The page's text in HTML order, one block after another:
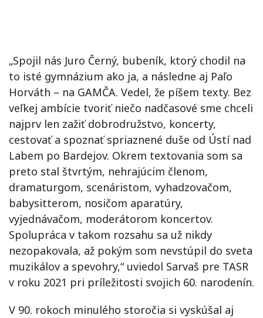
„Spojil nás Juro Černý, bubeník, ktorý chodil na
to isté gymnázium ako ja, a následne aj Paľo
Horváth – na GAMČA. Vedel, že píšem texty. Bez
veľkej ambície tvoriť niečo nadčasové sme chceli
najprv len zažiť dobrodružstvo, koncerty,
cestovať a spoznať spriaznené duše od Ústí nad
Labem po Bardejov. Okrem textovania som sa
preto stal štvrtým, nehrajúcim členom,
dramaturgom, scenáristom, vyhadzovačom,
babysitterom, nosičom aparatúry,
vyjednávačom, moderátorom koncertov.
Spolupráca v takom rozsahu sa už nikdy
nezopakovala, až pokým som nevstúpil do sveta
muzikálov a spevohry,“ uviedol Sarvaš pre TASR
v roku 2021 pri príležitosti svojich 60. narodenín.
V 90. rokoch minulého storočia si vyskúšal aj